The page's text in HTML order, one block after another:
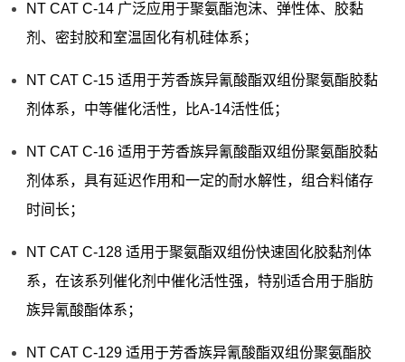
NT CAT C-14 广泛应用于聚氨酯泡沫、弹性体、胶黏
剂、密封胶和室温固化有机硅体系；
NT CAT C-15 适用于芳香族异氰酸酯双组份聚氨酯胶黏
剂体系，中等催化活性，比A-14活性低；
NT CAT C-16 适用于芳香族异氰酸酯双组份聚氨酯胶黏
剂体系，具有延迟作用和一定的耐水解性，组合料储存
时间长；
NT CAT C-128 适用于聚氨酯双组份快速固化胶黏剂体
系，在该系列催化剂中催化活性强，特别适合用于脂肪
族异氰酸酯体系；
NT CAT C-129 适用于芳香族异氰酸酯双组份聚氨酯胶